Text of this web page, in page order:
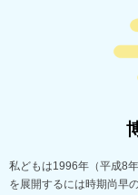
私どもは1996年（平成8
を展開するには時期尚早